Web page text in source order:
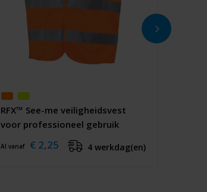
RFX™ See-me veiligheidsvest
voor professioneel gebruik
Al vanaf € 2,25 4 werkdag(en)